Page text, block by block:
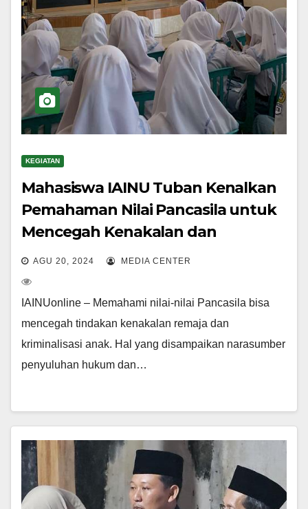
KEGIATAN
Mahasiswa IAINU Tuban Kenalkan
Pemahaman Nilai Pancasila untuk
Mencegah Kenakalan dan
Kriminalisasi Anak
AGU 20, 2024 MEDIA CENTER
IAINUonline – Memahami nilai-nilai Pancasila bisa
mencegah tindakan kenakalan remaja dan
kriminalisasi anak. Hal yang disampaikan narasumber
penyuluhan hukum dan…